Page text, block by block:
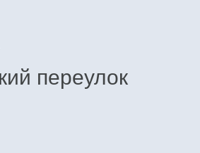
переулок